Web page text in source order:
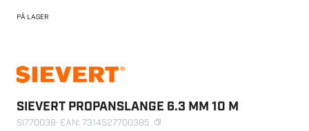
PÅ LAGER
SIEVERT PROPANSLANGE 6.3 MM 10 M
SI770038· EAN: 7314527700385